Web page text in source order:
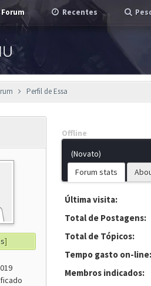
Forum Recentes
Perfil de Essa
]
Offline
(Novato)
Forum stats
Última visita:
Total de Postagens:
Total de Tópicos:
Tempo gasto on-line:
Membros indicados: